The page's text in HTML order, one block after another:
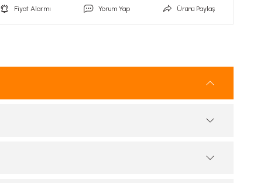
Fiyat Alarmı Yorum Yap Ürünü Paylaş